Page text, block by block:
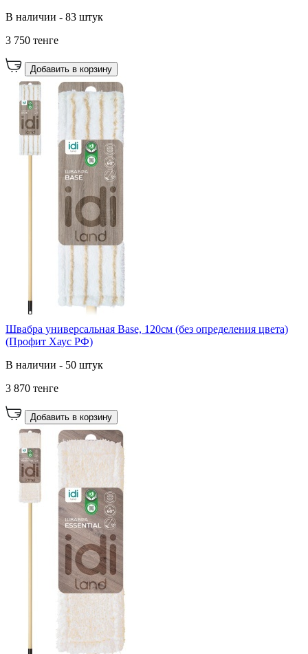
В наличии - 83 штук
3 750 тенге
Добавить в корзину
Швабра универсальная Base, 120см (без определения цвета)
(Профит Хаус РФ)
В наличии - 50 штук
3 870 тенге
Добавить в корзину